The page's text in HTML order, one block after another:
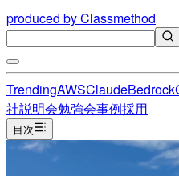
produced by Classmethod
TrendingAWSClaudeBedrock
社説明会勉強会事例採用
目次